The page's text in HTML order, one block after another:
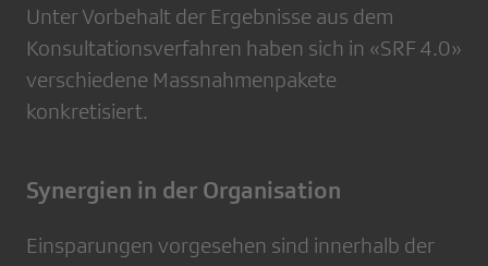
Unter Vorbehalt der Ergebnisse aus dem
Konsultationsverfahren haben sich in «SRF 4.0»
verschiedene Massnahmenpakete
konkretisiert.
Synergien in der Organisation
Einsparungen vorgesehen sind innerhalb der